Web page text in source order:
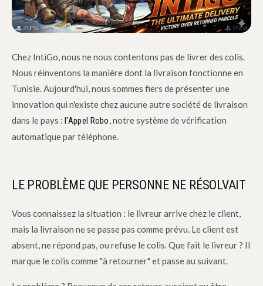
Chez IntiGo, nous ne nous contentons pas de livrer des colis.
Nous réinventons la manière dont la livraison fonctionne en
Tunisie. Aujourd'hui, nous sommes fiers de présenter une
innovation qui n'existe chez aucune autre société de livraison
dans le pays :l'Appel Robo, notre système de vérification
automatique par téléphone.
LE PROBLÈME QUE PERSONNE NE RÉSOLVAIT
Vous connaissez la situation : le livreur arrive chez le client,
mais la livraison ne se passe pas comme prévu. Le client est
absent, ne répond pas, ou refuse le colis. Que fait le livreur ? Il
marque le colis comme "à retourner" et passe au suivant.